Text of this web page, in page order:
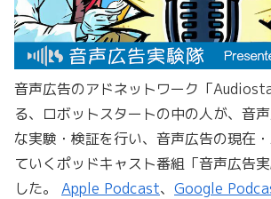
音声広告のアドネットワーク「
る、ロボットスタートの中の人が、音
な実験・検証を行い、音声広告の現在
ていくポッドキャスト番組「音声広告
した。 Apple Podcast、 Google